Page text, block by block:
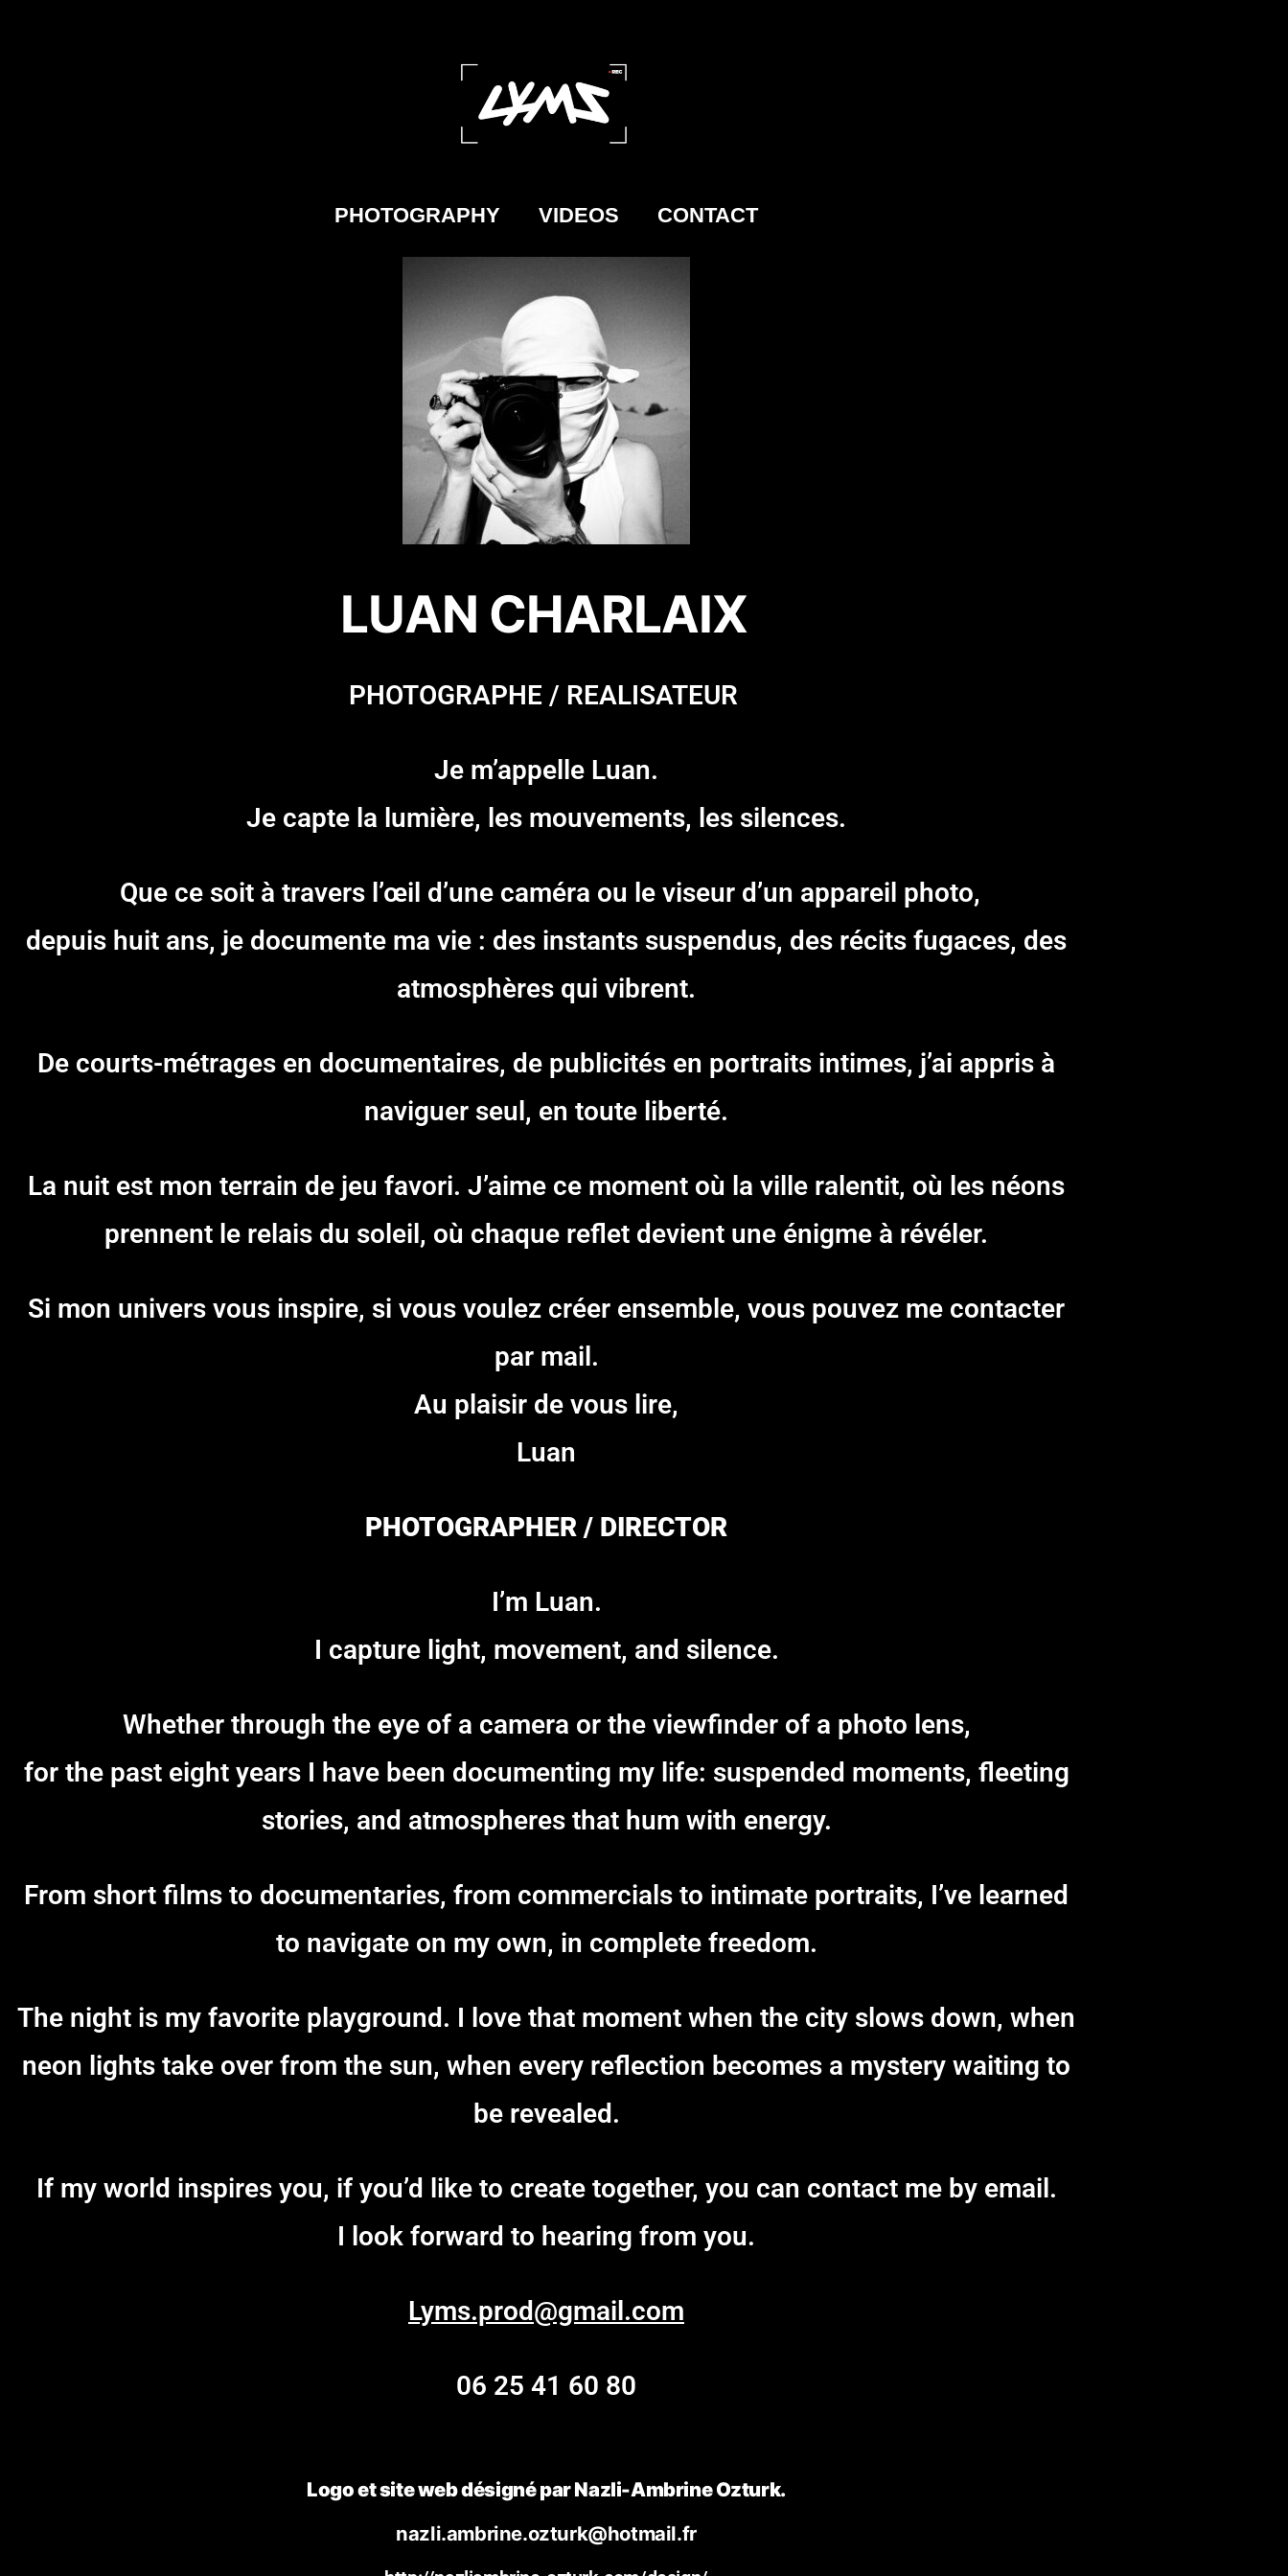
PHOTOGRAPHY VIDEOS CONTACT
LUAN CHARLAIX
PHOTOGRAPHE / REALISATEUR
Je m’appelle Luan.
Je capte la lumière, les mouvements, les silences.
Que ce soit à travers l’œil d’une caméra ou le viseur d’un appareil photo,
depuis huit ans, je documente ma vie : des instants suspendus, des récits fugaces, des
atmosphères qui vibrent.
De courts-métrages en documentaires, de publicités en portraits intimes, j’ai appris à
naviguer seul, en toute liberté.
La nuit est mon terrain de jeu favori. J’aime ce moment où la ville ralentit, où les néons
prennent le relais du soleil, où chaque reflet devient une énigme à révéler.
Si mon univers vous inspire, si vous voulez créer ensemble, vous pouvez me contacter
par mail.
Au plaisir de vous lire,
Luan
PHOTOGRAPHER / DIRECTOR
I’m Luan.
I capture light, movement, and silence.
Whether through the eye of a camera or the viewfinder of a photo lens,
for the past eight years I have been documenting my life: suspended moments, fleeting
stories, and atmospheres that hum with energy.
From short films to documentaries, from commercials to intimate portraits, I’ve learned
to navigate on my own, in complete freedom.
The night is my favorite playground. I love that moment when the city slows down, when
neon lights take over from the sun, when every reflection becomes a mystery waiting to
be revealed.
If my world inspires you, if you’d like to create together, you can contact me by email.
I look forward to hearing from you.
Lyms.prod@gmail.com
06 25 41 60 80
Logo et site web désigné par Nazli-Ambrine Ozturk.
nazli.ambrine.ozturk@hotmail.fr